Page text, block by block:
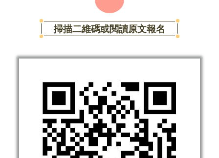
掃描二維碼或閲讀原文報名